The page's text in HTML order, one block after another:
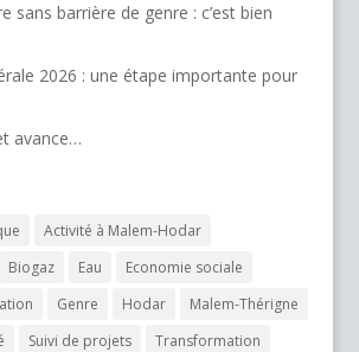
sans barrière de genre : c’est bien
2026 : une étape importante pour
avance…
Activité à Malem-Hodar
Biogaz Eau
Economie sociale
Genre Hodar
Malem-Thérigne
Suivi de projets
Transformation